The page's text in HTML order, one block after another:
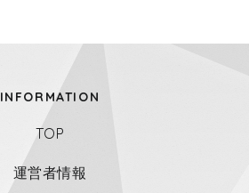
INFORMATION
TOP
運営者情報